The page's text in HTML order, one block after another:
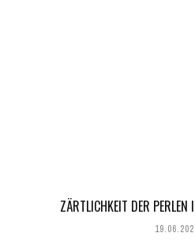
ZÄRTLICHKEIT DER